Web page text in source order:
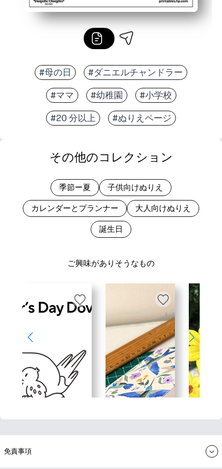
#母の日 #ダニエルチャンドラー
#ママ #幼稚園 #小学校
#20 分以上 #ぬりえページ
ご興味がありそうなもの
その他のコレクション
季節ー夏 子供向けぬりえ
カレンダーとプランナー 大人向けぬりえ
誕生日
免責事項